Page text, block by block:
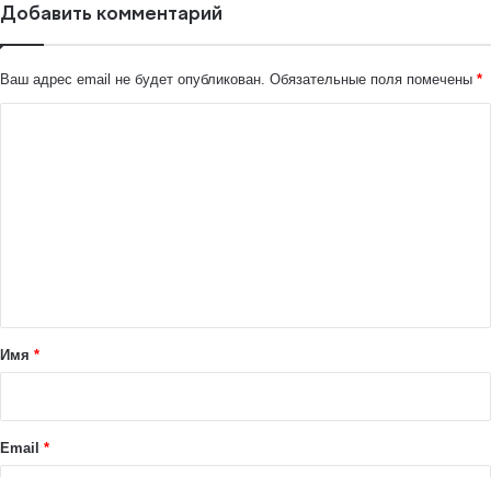
Добавить комментарий
Ваш адрес email не будет опубликован. Обязательные поля помечены *
а
й
Имя *
Email *